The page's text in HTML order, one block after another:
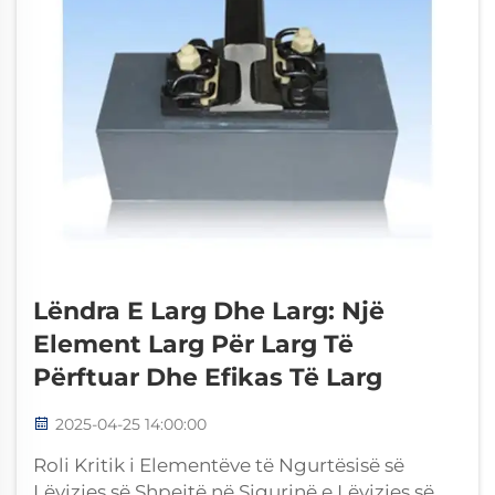
Lëndra E Larg Dhe Larg: Një
Element Larg Për Larg Të
Përftuar Dhe Efikas Të Larg
2025-04-25 14:00:00
Roli Kritik i Elementëve të Ngurtësisë së